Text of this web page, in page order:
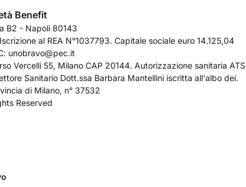
Benefit
B2 - Napoli 80143
al REA N°1037793. Capitale sociale euro 14.125,04
unobravo@pec.it
Vercelli 55, Milano CAP 20144. Autorizzazione sanitaria ATS
Sanitario Dott.ssa Barbara Mantellini iscritta all'albo dei.
di Milano, n° 37532
Reserved